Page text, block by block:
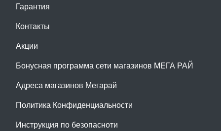
Гарантия
Контакты
Акции
Бонусная программа сети магазинов МЕГА РАЙ
Адреса магазинов Мегарай
Политика Конфиденциальности
Инструкция по безопасноти